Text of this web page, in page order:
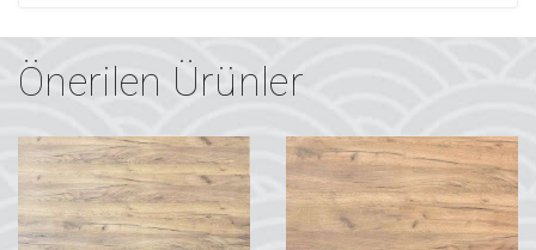
Önerilen Ürünler